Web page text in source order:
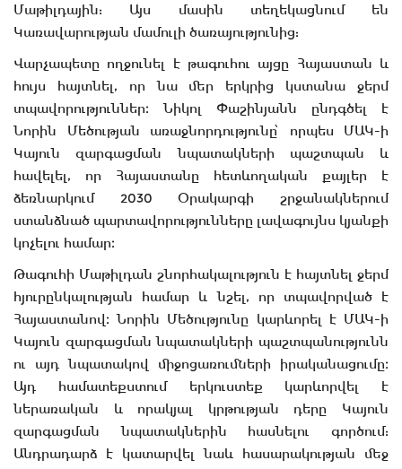
Մաթիլդային: Այս մասին տեղեկացնում են
Կառավարության մամուլի ծառայությունից:
Վարչապետը ողջունել է թագուհու այցը Հայաստան և
հույս հայտնել, որ նա մեր երկրից կստանա ջերմ
տպավորություններ։ Նիկոլ Փաշինյանն ընդգծել է
Նորին Մեծության առաջնորդությունը՝ որպես ՄԱԿ-ի
Կայուն զարգացման նպատակների պաշտպան և
հավելել, որ Հայաստանը հետևողական քայլեր է
ձեռնարկում 2030 Օրակարգի շրջանակներում
ստանձնած պարտավորությունները լավագույնս կյանքի
կոչելու համար։
Թագուհի Մաթիլդան շնորհակալություն է հայտնել ջերմ
հյուրընկալության համար և նշել, որ տպավորված է
Հայաստանով։ Նորին Մեծությունը կարևորել է ՄԱԿ-ի
Կայուն զարգացման նպատակների պաշտպանությունն
ու այդ նպատակով միջոցառումների իրականացումը։
Այդ համատեքստում երկուստեք կարևորվել է
ներառական և որակյալ կրթության դերը Կայուն
զարգացման նպատակներին հասնելու գործում:
Անդրադարձ է կատարվել նաև հասարակության մեջ